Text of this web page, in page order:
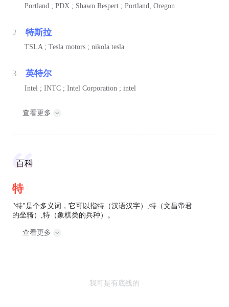
Portland ; PDX ; Shawn Respert ; Portland, Oregon
2 特斯拉
TSLA ; Tesla motors ; nikola tesla
3 英特尔
Intel ; INTC ; Intel Corporation ; intel
查看更多
百科
特
"特"是个多义词，它可以指特（汉语汉字）,特（文昌帝君
的坐骑）,特（象棋类的兵种）。
查看更多
· 我可是有底线的 ·